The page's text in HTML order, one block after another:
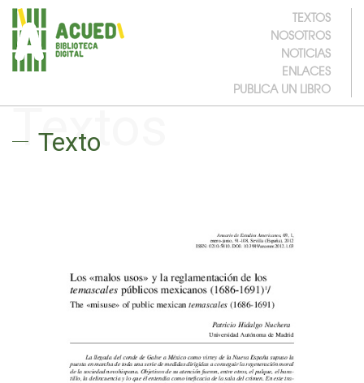
TEXTOS
NOSOTROS
NOTICIAS
ENLACES
PUBLICA UN LIBRO
Textos
Texto